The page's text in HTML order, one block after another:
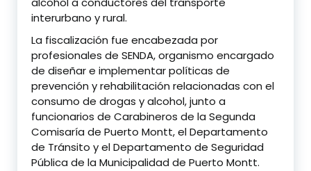
interurbano y rural.
La fiscalización fue encabezada por
profesionales de SENDA, organismo encargado
de diseñar e implementar políticas de
prevención y rehabilitación relacionadas con el
consumo de drogas y alcohol, junto a
funcionarios de Carabineros de la Segunda
Comisaría de Puerto Montt, el Departamento
de Tránsito y el Departamento de Seguridad
Pública de la Municipalidad de Puerto Montt.